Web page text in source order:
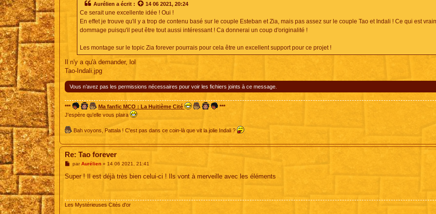
Aurélien a écrit : 14 06 2021, 20:24
Ce serait une excellente idée ! Oui !
En effet je trouve qu'il y a trop de contenu basé sur le couple Esteban et Zia, mais pas assez sur le couple Tao et Indali ! Ce qui est
dommage puisqu'il peut être tout aussi intéressant ! Ca donnerai un coup d'originalité !
Les montage sur le topic Zia forever pourrais pour cela être un excellent support pour ce projet !
Il n'y a qu'à demander, lol
Tao-Indali.jpg
Vous n’avez pas les permissions nécessaires pour voir les fichiers joints à ce message.
*** Ma fanfic MCO : La Huitième Cité
***
J'espère qu'elle vous plaira
Bah voyons, Pattala ! C'est pas dans ce coin-là que vit la jolie Indali ?
Re: Tao forever
M
s
s
parAurélien» 14 06 2021, 21:41
Super ! Il est déjà très bien celui-ci ! Ils vont à merveille avec les éléments
Les Mystérieuses Cités d'or